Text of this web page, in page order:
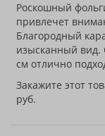
Роскошный
привлечет
Благородный
изысканный
см отлично
Закажите этот
руб.